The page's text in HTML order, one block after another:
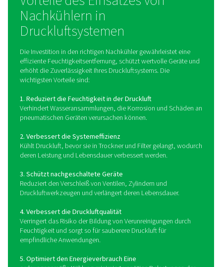
Wassergekühlte Nachkühler
Diese verwenden Kühlwasser, um Wärme aus der
aufzunehmen, die durch einen Wärmetauscher
Wassergekühlte Systeme bieten eine konsistentere
und eignen sich daher für
Anwendungen, die eine präzise Temperaturregelung
dazu bei, feuchtigkeitsbedingte Probleme zu
Leistung der Trockner und Filter im System zu